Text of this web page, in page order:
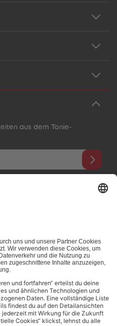
aus dem Tonie-
unseren E-Mail-Newsletter, der
(z.B. Account-
Werbezwecken bereitgestellten
Links zu sozialen Netzwerken